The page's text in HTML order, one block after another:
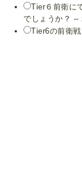
Tier６前衛に
でしょうか？ --
Tier6の前衛